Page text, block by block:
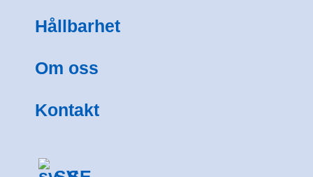
Hållbarhet
Om oss
Kontakt